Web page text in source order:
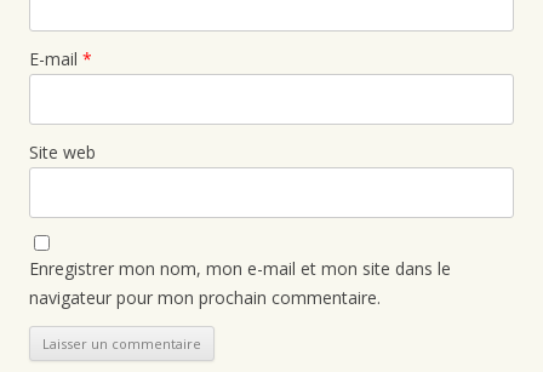
E-mail *
Site web
Enregistrer mon nom, mon e-mail et mon site dans le
navigateur pour mon prochain commentaire.